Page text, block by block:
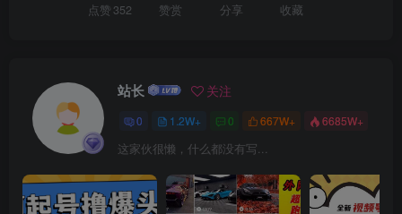
点赞 352 赞赏 分享 收藏
站长 关注
0 1.2W+ 0 667W+ 6685W+
这家伙很懒，什么都没有写...